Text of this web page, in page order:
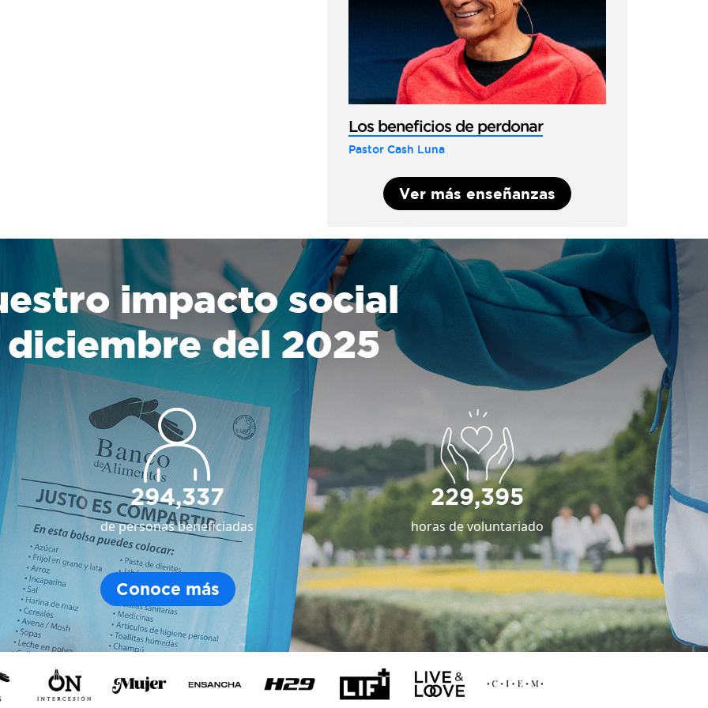
Los beneficios de perdonar
Pastor Cash Luna
Ver más enseñanzas
impacto social
diciembre del 2025
294,337
de personas beneficiadas
229,395
horas de voluntariado
Conoce más